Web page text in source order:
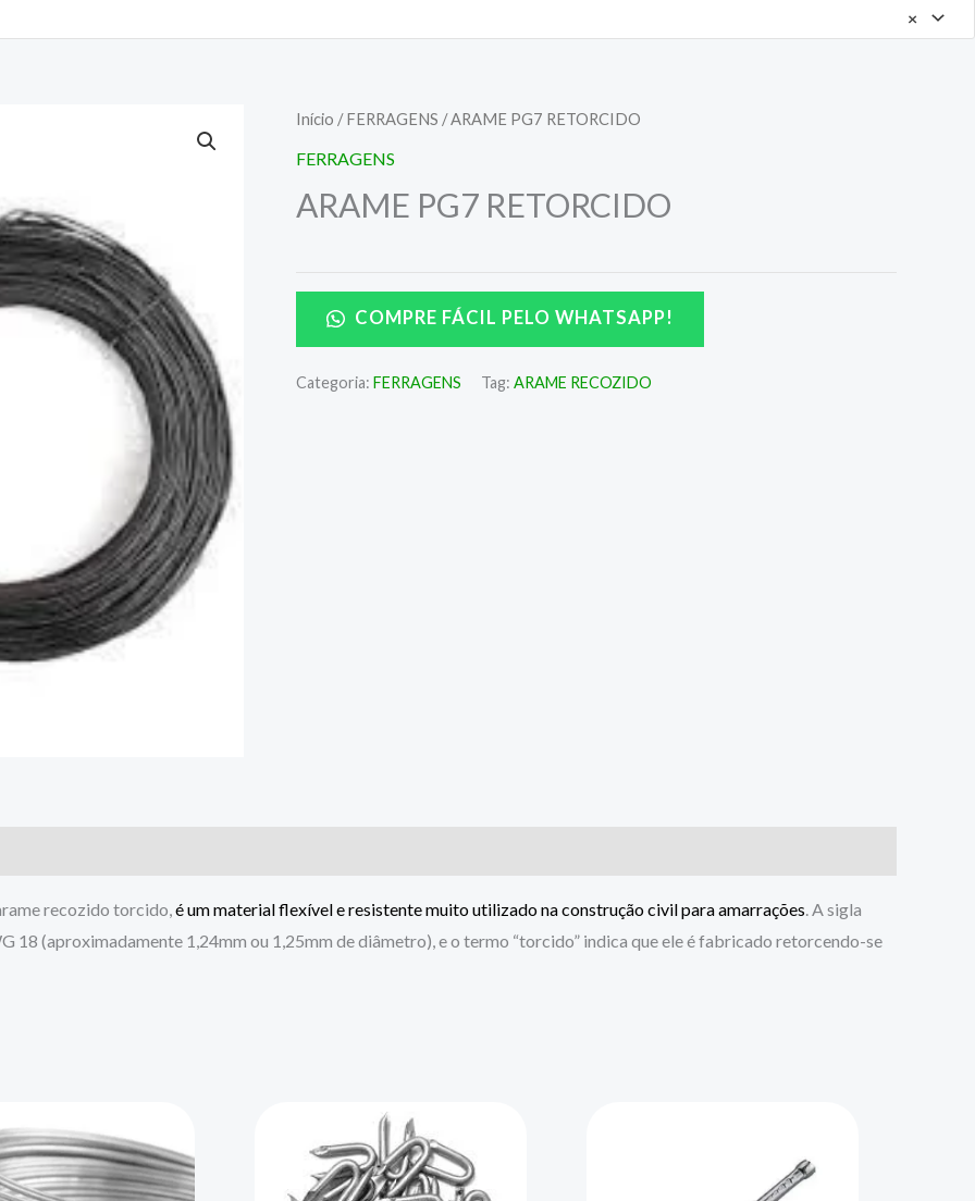
×
Início /FERRAGENS / ARAME PG7 RETORCIDO
FERRAGENS
ARAME PG7 RETORCIDO
COMPRE FÁCIL PELO WHATSAPP!
Categoria: FERRAGENS Tag: ARAME RECOZIDO
recozido torcido,é um material flexível e resistente muito utilizado na construção civil para amarrações. A sigla
18 (aproximadamente 1,24mm ou 1,25mm de diâmetro), e o termo “torcido” indica que ele é fabricado retorcendo-se